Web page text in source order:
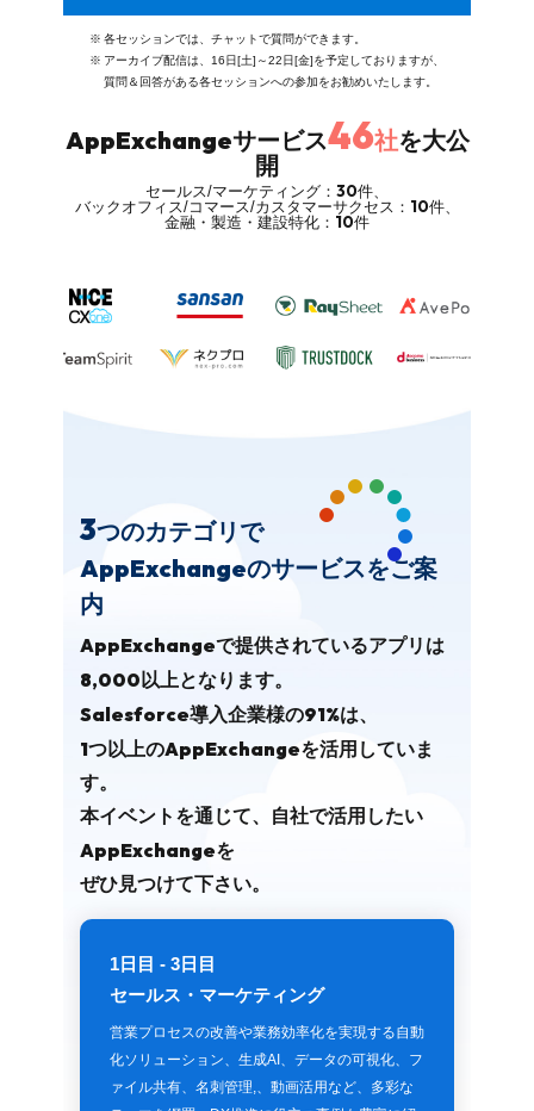
※ 各セッションでは、チャットで質問ができます。
※ アーカイブ配信は、16日[土]～22日[金]を予定しておりますが、
質問＆回答がある各セッションへの参加をお勧めいたします。
AppExchangeサービス46社を大公
開
セールス/マーケティング： 30件、
バックオフィス/コマース/カスタマーサクセス： 10件、
金融・製造・建設特化： 10件
3つのカテゴリで
AppExchangeのサービスをご案
内
AppExchangeで提供されているアプリは
8,000 以上となります。
Salesforce導入企業様の91%は、
1つ以上のAppExchangeを活用していま
す。
本イベントを通じて、自社で活用したい
AppExchangeを
ぜひ見つけて下さい。
1日目 - 3日目
セールス・マーケティング
営業プロセスの改善や業務効率化を実現する自動
化ソリューション、生成AI、データの可視化、フ
ァイル共有、名刺管理,、動画活用など、多彩な